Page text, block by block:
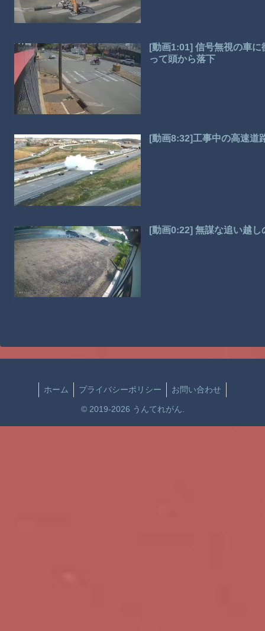
[動画1:01] 信号無視の車
って頭から落下
[動画8:32]工事中の高速道
[動画0:22] 無謀な追い越
ホーム プライバシーポリシー お問い合わせ
© 2019-2026 うんてれがん.